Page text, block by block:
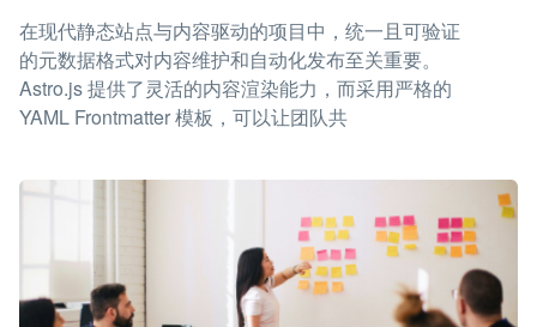
在现代静态站点与内容驱动的项目中，统一且可验证
的元数据格式对内容维护和自动化发布至关重要。
Astro.js 提供了灵活的内容渲染能力，而采用严格的
YAML Frontmatter 模板，可以让团队共